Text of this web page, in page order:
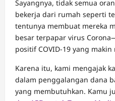
Sayangnya, tidak semua
bekerja dari rumah seperti
tentunya membuat mereka
besar terpapar virus
positif COVID-19 yang
Karena itu, kami mengajak
dalam penggalangan dana
yang membutuhkan. Kamu